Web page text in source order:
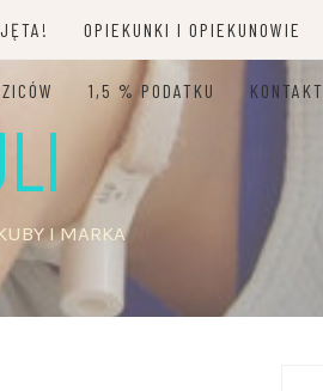
OPIEKUNKI I OPIEKUNOWIE
1,5 % PODATKU KONTAKT
I MARKA